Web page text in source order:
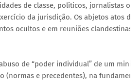
de classe, políticos, jornalistas
da jurisdição. Os abjetos atos
ocultos e em reuniões
de “poder individual” de um
(normas e precedentes), na